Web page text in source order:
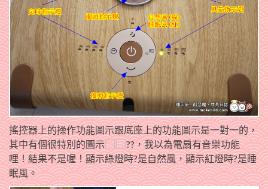
搖控器上的操作功能圖示跟底座上的功能圖示是一對一的，
其中有個很特別的圖示
??，我以為電扇有音樂功能
哩！結果不是喔！顯示綠燈時?是自然風，顯示紅燈時?是睡
眠風。